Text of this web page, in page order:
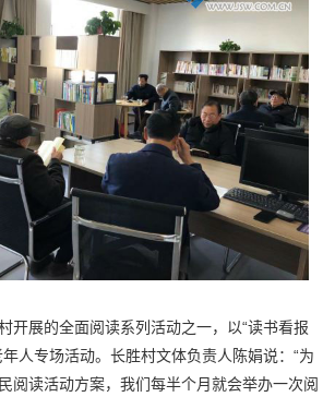
开展的全面阅读系列活动之一，以“读书看报
人专场活动。长胜村文体负责人陈娟说：“为
阅读活动方案，我们每半个月就会举办一次阅